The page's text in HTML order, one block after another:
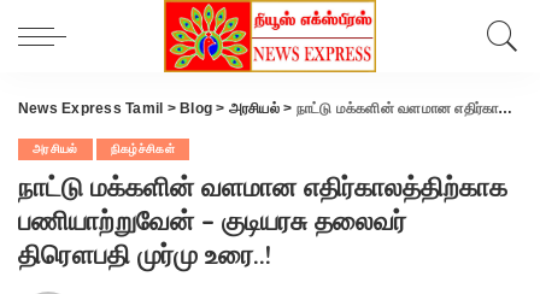
News Express Tamil > Blog > அரசியல்> நாட்டு மக்களின் வளமான எதிர்காலத்திற்காக பணியாற்றுவேன் – குடியரசு தலைவர் திரௌபதி முர்மு உரை..!
அரசியல் நிகழ்ச்சிகள்
நாட்டு மக்களின் வளமான எதிர்காலத்திற்காக
பணியாற்றுவேன் – குடியரசு தலைவர்
திரௌபதி முர்மு உரை..!